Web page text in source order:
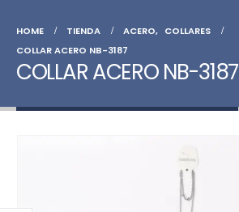
HOME TIENDA ACERO, COLLARES
COLLAR ACERO NB-3187
COLLAR ACERO NB-3187